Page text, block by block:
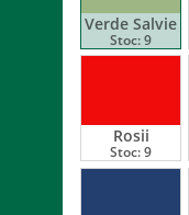
Verde Salvie
Stoc:9
Rosii
Stoc:9